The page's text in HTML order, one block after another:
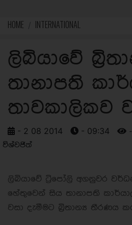
HOME INTERNATIONAL
ලිබියාවේ
තානාපති
තාවකාලිකව
- 2 08 2014 - 09:34
විශ්වජිත්
ලිබියාවේ ට්‍රිපෝලි අගනුවර
හේතුවෙන් සිය තානාපති
වසා දැමීමට බ්‍රිතාන්‍ය තීරණය